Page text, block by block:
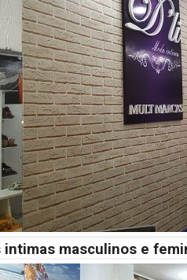
intimas masculinos e